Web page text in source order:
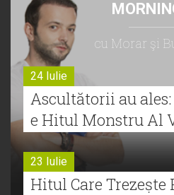
cu Morar şi
24 Iulie
Ascultătorii au
e Hitul Monstru Al
23 Iulie
Hitul Care Trezește